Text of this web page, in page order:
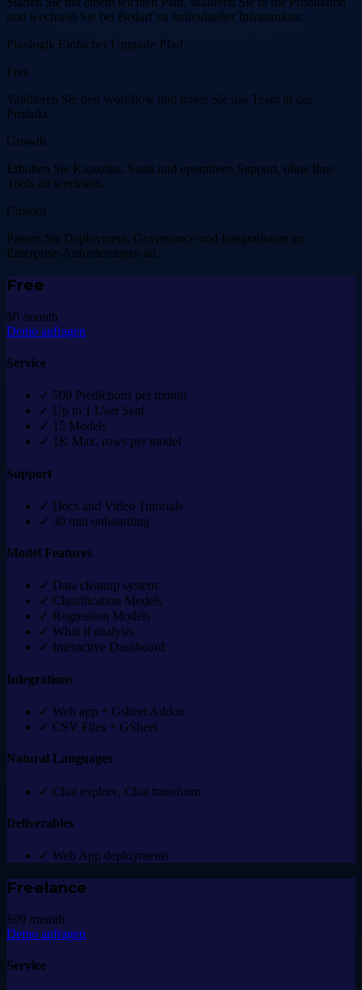
und wechseln Sie bei Bedarf zu individueller Infrastruktur.
Planlogik Einfacher Upgrade-Pfad
Free
Validieren Sie den Workflow und holen Sie das Team in das
Produkt.
Growth
Erhohen Sie Kapazitat, Seats und operativen Support, ohne Ihre
Tools zu wechseln.
Custom
Passen Sie Deployment, Governance und Integrationen an
Enterprise-Anforderungen an.
Free
$0 /month
Demo anfragen
Service
✓ 500 Predictions per month
✓ Up to 1 User Seat
✓ 15 Models
✓ 1K Max. rows per model
Support
✓ Docs and Video Tutorials
✓ 30 min onboarding
Model Features
✓ Data cleanup system
✓ Classification Models
✓ Regression Models
✓ What if analysis
✓ Interactive Dashboard
Integrations
✓ Web app + Gsheet Addon
✓ CSV Files + GSheet
Natural Languages
✓ Chat explore, Chat transform
Deliverables
✓ Web App deployments
Freelance
$99 /month
Demo anfragen
Service